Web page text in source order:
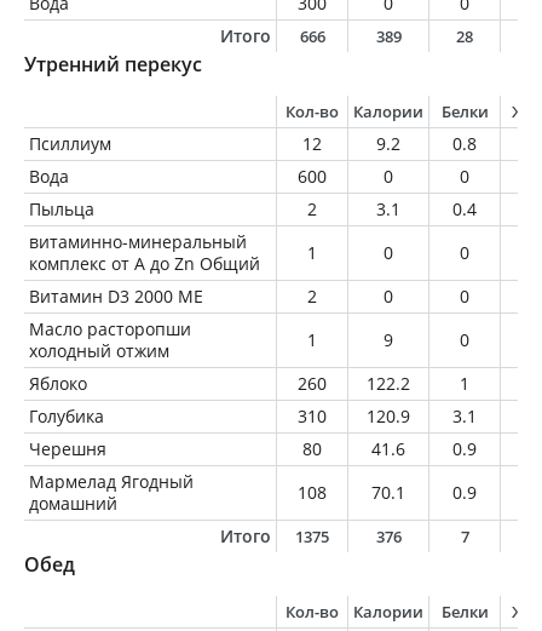
Итого
666 389 28
Утренний перекус
Кол-во Калории Белки
Псиллиум 12 9.2 0.8
Вода
600 0 0
Пыльца
2 3.1 0.4
витаминно-минеральный
комплекс от A до Zn Общий
1 0 0
Витамин D3 2000 МЕ
2 0 0
Масло расторопши
холодный отжим
1 9 0
Яблоко
260 122.2 1
Голубика
310 120.9 3.1
Черешня
80 41.6 0.9
Мармелад Ягодный
домашний
108 70.1 0.9
Итого
1375 376 7
Обед
Кол-во Калории Белки